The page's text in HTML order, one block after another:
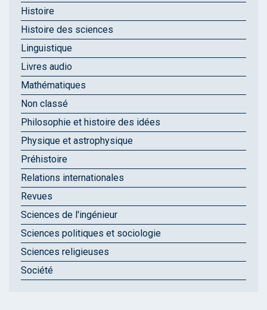
Histoire
Histoire des sciences
Linguistique
Livres audio
Mathématiques
Non classé
Philosophie et histoire des idées
Physique et astrophysique
Préhistoire
Relations internationales
Revues
Sciences de l'ingénieur
Sciences politiques et sociologie
Sciences religieuses
Société